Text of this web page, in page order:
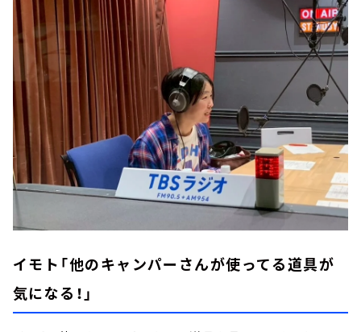
イモト「他のキャンパーさんが使ってる道具が
気になる！」